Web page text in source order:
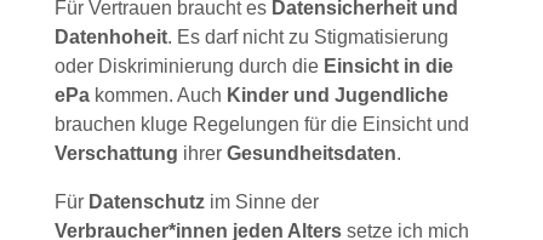
Für Vertrauen braucht es Datensicherheit und
Datenhoheit. Es darf nicht zu Stigmatisierung
oder Diskriminierung durch die Einsicht in die
ePakommen. Auch Kinder und Jugendliche
brauchen kluge Regelungen für die Einsicht und
Verschattung ihrer Gesundheitsdaten.
Für Datenschutz im Sinne der
Verbraucher*innen jeden Alterssetze ich mich